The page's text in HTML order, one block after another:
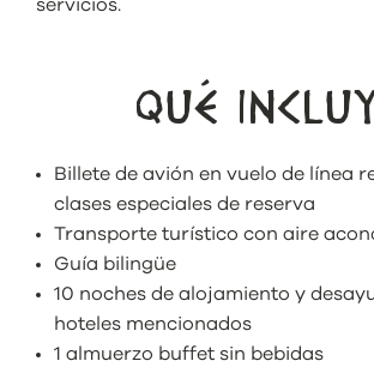
servicios.
QUÉ
Billete de avión en vuelo de línea
clases especiales de reserva
Transporte turístico con aire
Guía bilingüe
10 noches de alojamiento y
hoteles mencionados
1 almuerzo buffet sin bebidas